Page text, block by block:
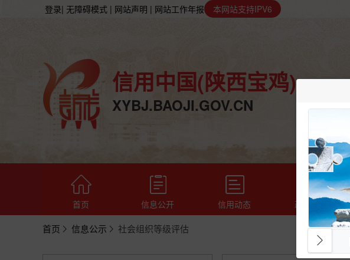
登录| 无障碍模式 | 网站声明 | 网站工作年报 本网站支持IPV6
信用中国(陕西宝鸡)
XYBJ.BAOJI.GOV.CN
首页 信息公开 信用动态 政策法规
首页 信息公示 社会组织等级评估